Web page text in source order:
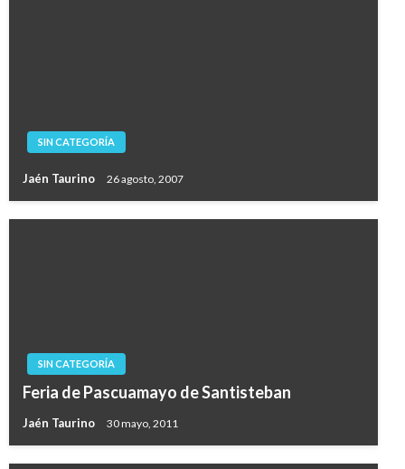
SIN CATEGORÍA
Jaén Taurino 26 agosto, 2007
SIN CATEGORÍA
Feria de Pascuamayo de Santisteban
Jaén Taurino 30 mayo, 2011